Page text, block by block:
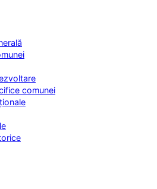
comunei